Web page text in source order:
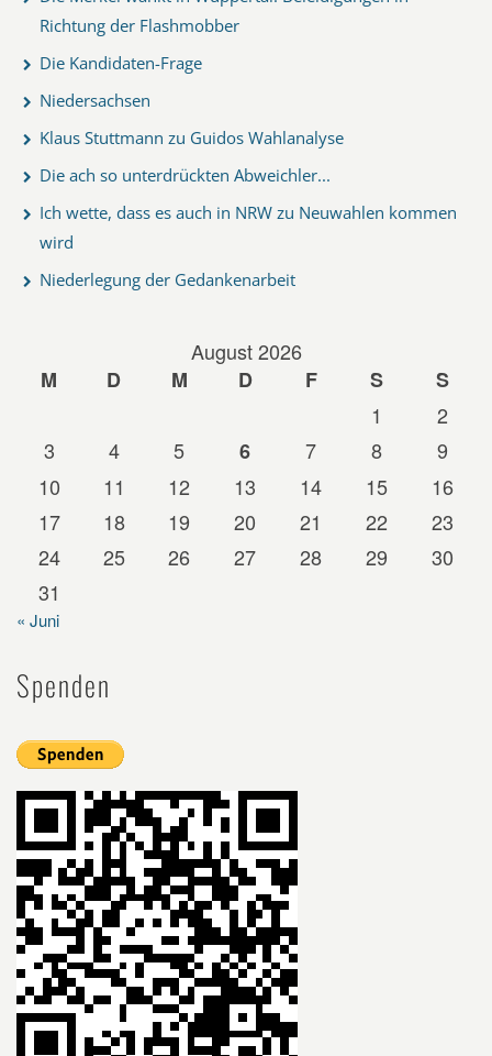
Richtung der Flashmobber
Die Kandidaten-Frage
Niedersachsen
Klaus Stuttmann zu Guidos Wahlanalyse
Die ach so unterdrückten Abweichler...
Ich wette, dass es auch in NRW zu Neuwahlen kommen
wird
Niederlegung der Gedankenarbeit
August 2026
M
D M D F S
S
1
2
3
4 5 6 7 8
9
10
11 12 13 14 15
16
17
18 19 20 21 22
23
24
25 26 27 28 29
30
31
« Juni
Spenden